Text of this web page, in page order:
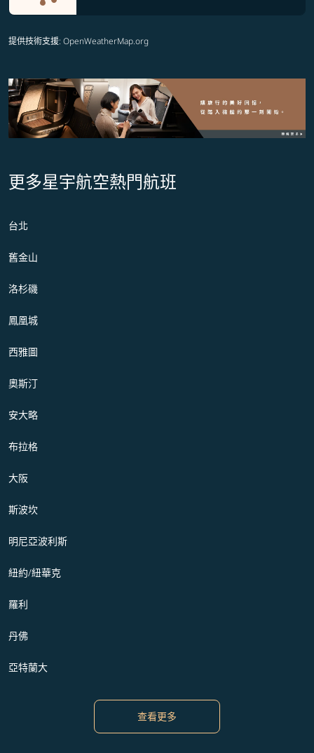
提供技術支援: OpenWeatherMap.org
更多星宇航空熱門航班
台北
舊金山
洛杉磯
鳳凰城
西雅圖
奧斯汀
安大略
布拉格
大阪
斯波坎
明尼亞波利斯
紐約/紐華克
羅利
丹佛
亞特蘭大
查看更多